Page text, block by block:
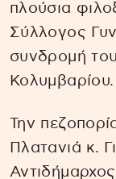
πλούσια
Σύλλογος
συνδρομή
Κολυμβαρίου.
Την
Πλατανιά κ.